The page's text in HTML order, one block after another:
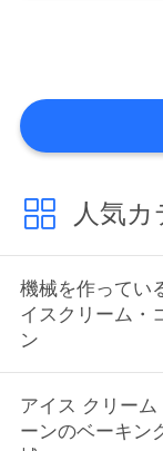
図
PRIVACY
POLICY
機
錐形
砂糖
ライ
人気カ
機械を作ってい
イスクリーム・
ン
アイス クリーム
ーンのベーキン